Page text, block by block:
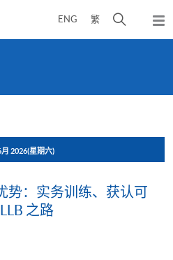
ENG 繁
开
弹
出
月 2026(星期六)
势：实务训练、获认可
之路